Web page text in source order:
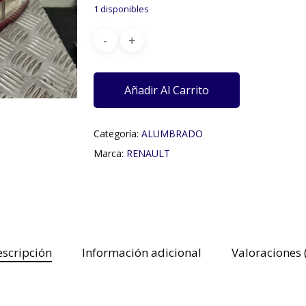
1 disponibles
Añadir Al Carrito
Categoría: ALUMBRADO
Marca: RENAULT
Información adicional Valoraciones